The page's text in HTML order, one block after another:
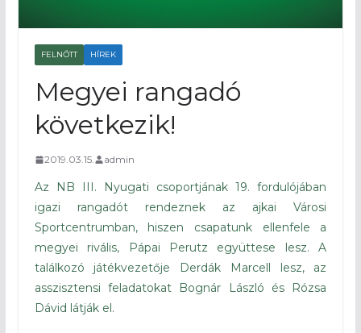
FELNŐTT HÍREK
Megyei rangadó
következik!
2019.03.15. admin
Az NB III. Nyugati csoportjának 19. fordulójában
igazi rangadót rendeznek az ajkai Városi
Sportcentrumban, hiszen csapatunk ellenfele a
megyei rivális, Pápai Perutz együttese lesz. A
találkozó játékvezetője Derdák Marcell lesz, az
asszisztensi feladatokat Bognár László és Rózsa
Dávid látják el.